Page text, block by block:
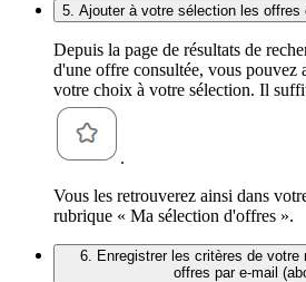
5. Ajouter à votre sélection les offres
Depuis la page de résultats de
d'une offre consultée, vous pouvez
votre choix à votre sélection. Il
.
Vous les retrouverez ainsi dans
rubrique « Ma sélection d'offres ».
6. Enregistrer les critères de votre
offres par e-mail